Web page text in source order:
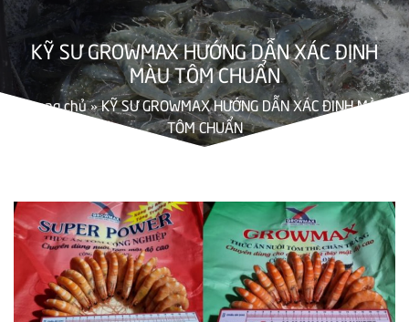
KỸ SƯ GROWMAX HƯỚNG DẪN XÁC ĐỊNH
MÀU TÔM CHUẨN
Trang chủ»KỸ SƯ GROWMAX HƯỚNG DẪN XÁC ĐỊNH MÀU
TÔM CHUẨN